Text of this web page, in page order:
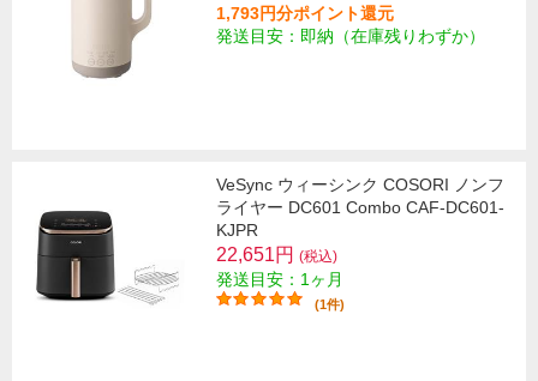
1,793円分ポイント還元
発送目安：即納（在庫残りわずか）
VeSync ウィーシンク COSORI ノンフ
ライヤー DC601 Combo CAF-DC601-
KJPR
22,651円 (税込)
発送目安：1ヶ月
(1件)